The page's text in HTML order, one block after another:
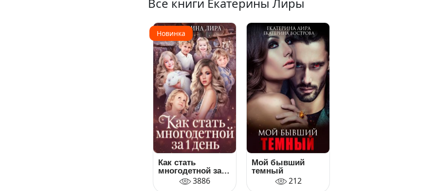
Новинка
Как стать
многодетной за
один день3886
Мой бывший
темный
212